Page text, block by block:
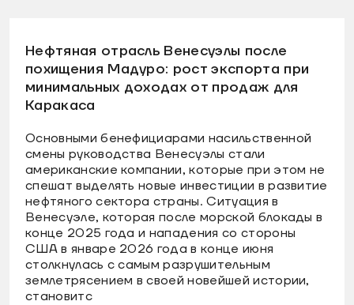
Нефтяная отрасль Венесуэлы после
похищения Мадуро: рост экспорта при
минимальных доходах от продаж для
Каракаса
Основными бенефициарами насильственной
смены руководства Венесуэлы стали
американские компании, которые при этом не
спешат выделять новые инвестиции в развитие
нефтяного сектора страны. Ситуация в
Венесуэле, которая после морской блокады в
конце 2025 года и нападения со стороны
США в январе 2026 года в конце июня
столкнулась с самым разрушительным
землетрясением в своей новейшей истории,
становитс